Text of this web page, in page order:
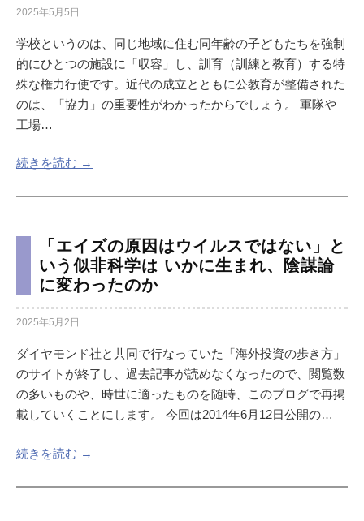
2025年5月5日
学校というのは、同じ地域に住む同年齢の子どもたちを強制
的にひとつの施設に「収容」し、訓育（訓練と教育）する特
殊な権力行使です。近代の成立とともに公教育が整備された
のは、「協力」の重要性がわかったからでしょう。 軍隊や
工場…
続きを読む →
「エイズの原因はウイルスではない」と
いう似非科学は いかに生まれ、陰謀論
に変わったのか
2025年5月2日
ダイヤモンド社と共同で行なっていた「海外投資の歩き方」
のサイトが終了し、過去記事が読めなくなったので、閲覧数
の多いものや、時世に適ったものを随時、このブログで再掲
載していくことにします。 今回は2014年6月12日公開の…
続きを読む →